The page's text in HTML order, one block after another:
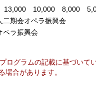
13,000 10,000 8,000
二期会オペラ振興会
ペラ振興会
ログラムの記載に基づいて
合があります。